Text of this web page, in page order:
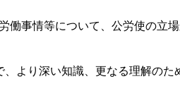
事情等について、公労使の立
より深い知識、更なる理解の